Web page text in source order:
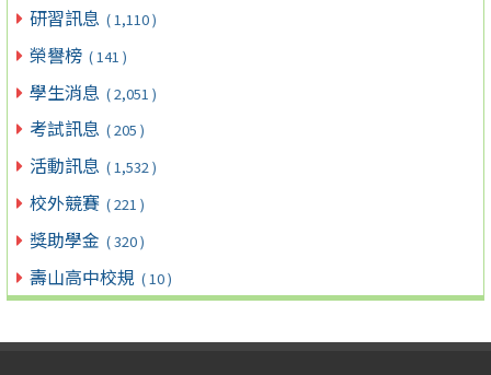
研習訊息 ( 1,110 )
榮譽榜 ( 141 )
學生消息 ( 2,051 )
考試訊息 ( 205 )
活動訊息 ( 1,532 )
校外競賽 ( 221 )
獎助學金 ( 320 )
壽山高中校規 ( 10 )